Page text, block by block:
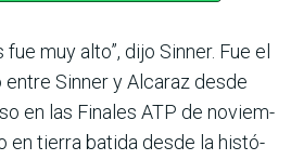
muy alto”, dijo Sinner. Fue el
Sinner y Alcaraz desde
en las Finales ATP de noviem­
en tierra batida desde la histó­